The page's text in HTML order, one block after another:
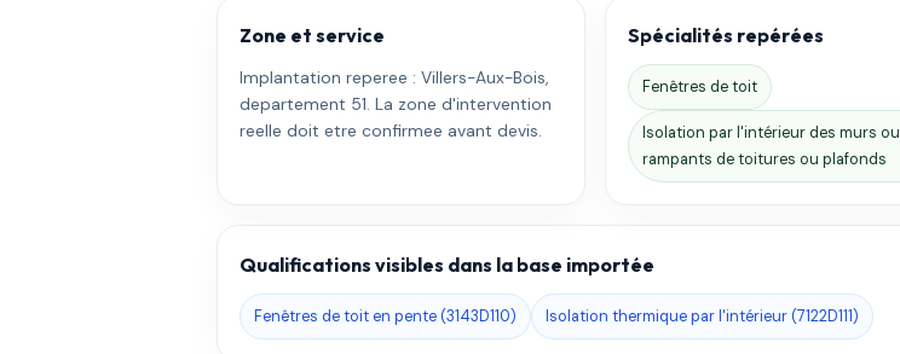
Zone et service
Implantation reperee : Villers-Aux-Bois,
departement 51. La zone d'intervention
reelle doit etre confirmee avant devis.
Spécialités repérées
Fenêtres de toit
Isolation par l'intérieur des murs ou
rampants de toitures ou plafonds
Qualifications visibles dans la base importée
Fenêtres de toit en pente (3143D110) Isolation thermique par l'intérieur (7122D111)